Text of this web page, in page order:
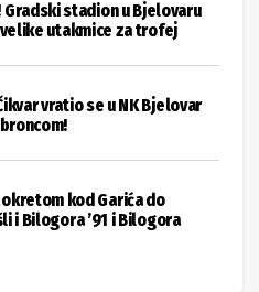
stadion u Bjelovaru
utakmice za trofej
vratio se u NK Bjelovar
kod Garića do
i Bilogora ’91 i Bilogora